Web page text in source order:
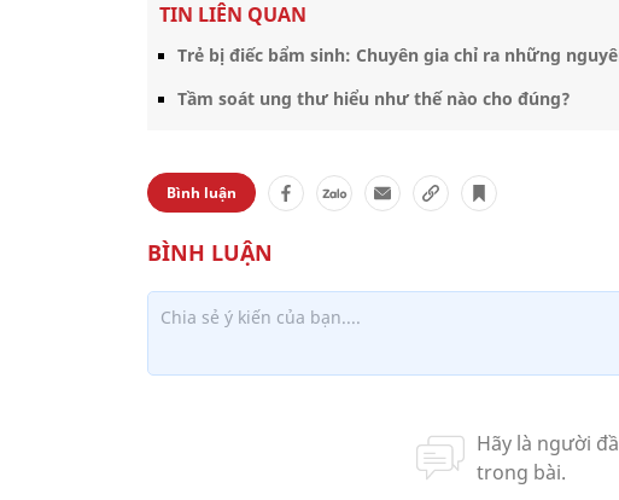
TIN LIÊN QUAN
Trẻ bị điếc bẩm sinh: Chuyên gia chỉ ra những
Tầm soát ung thư hiểu như thế nào cho đúng?
Bình luận